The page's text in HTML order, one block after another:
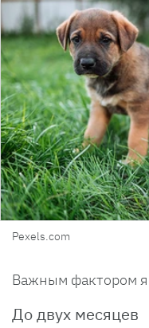
Pexels.com
Важным фактором
До двух месяцев